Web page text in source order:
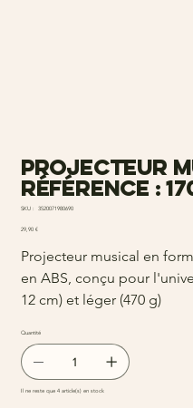
Projecteur
Référence :
SKU :
SKU
3520071980690
Prix
29,90 €
Projecteur musical en
en ABS, conçu pour
12 cm) et léger (470 g)
Quantité
Il ne reste que 4 article(s) en stock